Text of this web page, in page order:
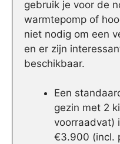
gebruik je voor de
warmtepomp of
niet nodig om een
en er zijn
beschikbaar.
Een
gezin met 2
voorraadvat)
€3.900 (incl.